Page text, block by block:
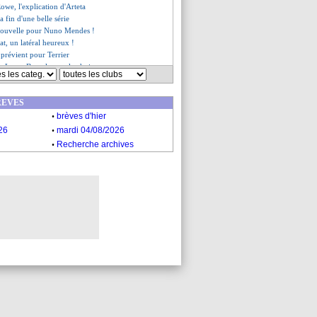
l'explication d'Arteta
fin d'une belle série
pour Nuno Mendes !
un latéral heureux !
pour Terrier
Lyon, Barcola a eu le choix
au Vietnam (officiel)
ambiance glaciale !
Kamara
à Ter Stegen
et Ouganda pour 2027
penalty manqué par Icardi
a dit non
. brèves d'hier
. mardi 04/08/2026
. Recherche archives